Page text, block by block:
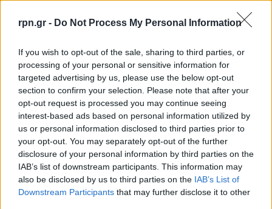
rpn.gr - Do Not Process My Personal Information
If you wish to opt-out of the sale, sharing to third parties, or
processing of your personal or sensitive information for
targeted advertising by us, please use the below opt-out
section to confirm your selection. Please note that after your
opt-out request is processed you may continue seeing
interest-based ads based on personal information utilized by
us or personal information disclosed to third parties prior to
your opt-out. You may separately opt-out of the further
disclosure of your personal information by third parties on the
IAB’s list of downstream participants. This information may
also be disclosed by us to third parties on the IAB’s List of
Downstream Participants that may further disclose it to other